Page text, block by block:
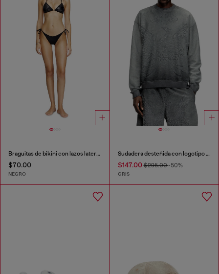
Braguitas de bikini con lazos laterales y logotipo en la parte trasera
$70.00
NEGRO
Sudadera desteñida con logotipo Phoenix devoré
$147.00$295.00-50%
GRIS